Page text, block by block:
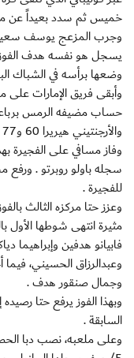
خميس ثم سدد بعيداً عن
وجرب المزعج يوسف سعيد
وضعها برأسه في الشباك
وأبقى فريق الإمارات على
والأرجنتيني هيريرا 60 و77 . ورفع الإمارات رصيده إلى 56 نقطة .
وفاز مسافي على الفجيرة
للفجيرة .
فابيانو هدفين
وعبدالرزاق الحسيني،
وجمال صنقور هدف .
السابقة .
وعلى ملعبه، نصب دبا